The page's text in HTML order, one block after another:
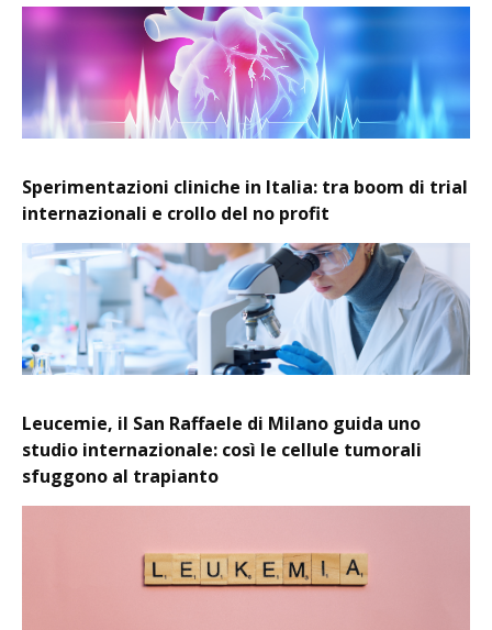
Sperimentazioni cliniche in Italia: tra boom di trial
internazionali e crollo del no profit
Leucemie, il San Raffaele di Milano guida uno
studio internazionale: così le cellule tumorali
sfuggono al trapianto